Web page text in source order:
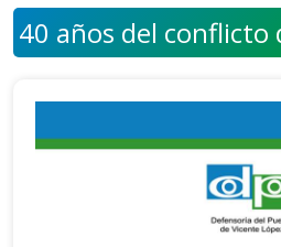
40 años del conflicto